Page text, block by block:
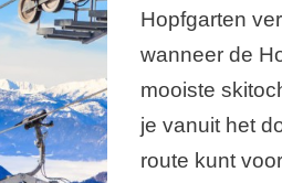
Hopfgarten
wanneer de
mooiste
je vanuit het
route kunt